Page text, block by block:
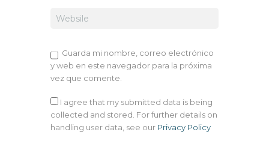
Guarda mi nombre, correo electrónico
y web en este navegador para la próxima
vez que comente.
I agree that my submitted data is being
collected and stored. For further details on
handling user data, see our Privacy Policy